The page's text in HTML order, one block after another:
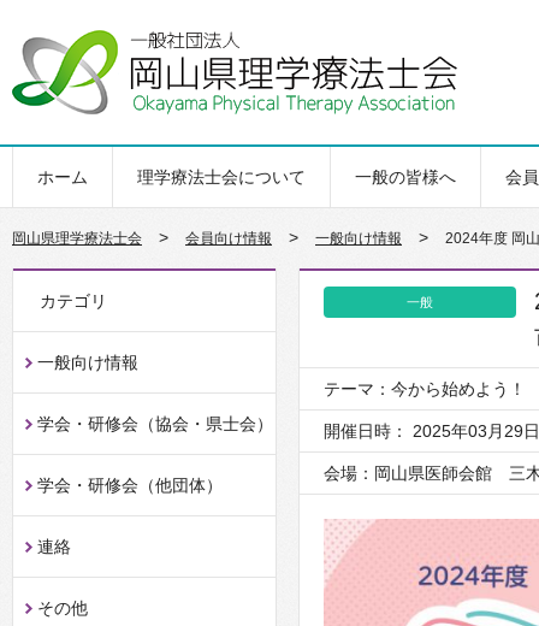
ホーム 理学療法士会について 一般の皆様へ 会
岡山県理学療法士会 > 会員向け情報 > 一般向け情報 > 2024年度 岡
カテゴリ
一般向け情報
学会・研修会（協会・県士会）
学会・研修会（他団体）
連絡
その他
一般
テーマ：今から始めよう
開催日時： 2025年03月29
会場：岡山県医師会館 三